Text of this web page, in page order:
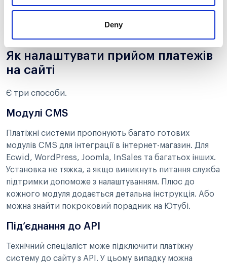
Deny
залежності від методів оплати, валюти, типу та
Як налаштувати прийом платежів
на сайті
Є три способи.
Модулі CMS
Платіжні системи пропонують багато готових
модулів CMS для інтеграції в інтернет-магазин. Для
Ecwid, WordPress, Joomla, InSales та багатьох інших.
Установка не тяжка, а якщо виникнуть питання служба
підтримки допоможе з налаштуванням. Плюс до
кожного модуля додається детальна інструкція. Або
можна знайти покроковий порадник на Ютубі.
Під’єднання до API
Технічний спеціаліст може підключити платіжну
систему до сайту з API. У цьому випадку можна